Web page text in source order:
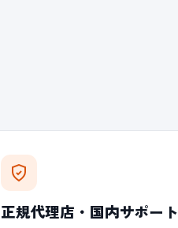
正規代理店・国内サポート